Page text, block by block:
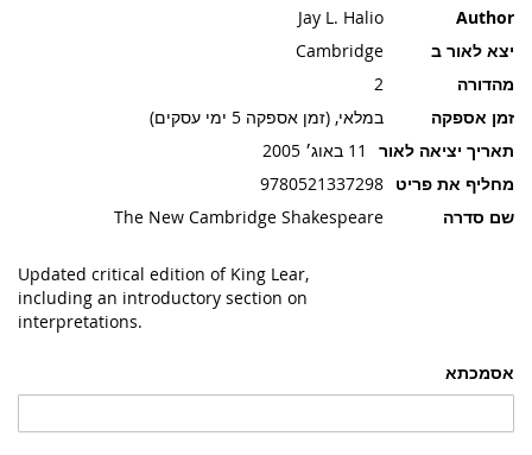
אסמכתא
Author
Jay L. Halio
יצא לאור ב
Cambridge
מהדורה
2
זמן אספקה
במלאי, (זמן אספקה 5 ימי עסקים)
תאריך יציאה לאור
11 באוג׳ 2005
מחליף את פריט 9780521337298
שם סדרה
The New Cambridge Shakespeare
Updated critical edition of King Lear,
including an introductory section on
interpretations.